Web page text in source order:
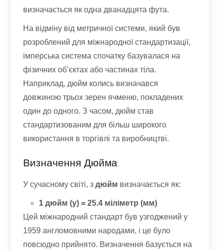
визначається як одна дванадцята фута.
На відміну від метричної системи, який був
розроблений для міжнародної стандартизації,
імперська система спочатку базувалася на
фізичних об’єктах або частинах тіла.
Наприклад, дюйм колись визначався
довжиною трьох зерен ячменю, покладених
один до одного. З часом, дюйм став
стандартизованим для більш широкого
використання в торгівлі та виробництві.
Визначення Дюйма
У сучасному світі, здюйм визначається як:
1 дюйм (у) = 25.4 міліметр (мм)
Цей міжнародний стандарт був узгоджений у
1959 англомовними народами, і це було
повсюдно прийнято. Визначення базується на